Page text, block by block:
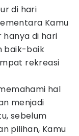
di hari
Kamu
di hari
baik-baik
rekreasi
hal
menjadi
sebelum
pilihan, Kamu